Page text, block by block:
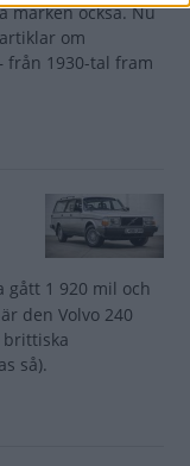
märken också. Nu
om
från 1930-tal fram
gått 1 920 mil och
den Volvo 240
brittiska
så).